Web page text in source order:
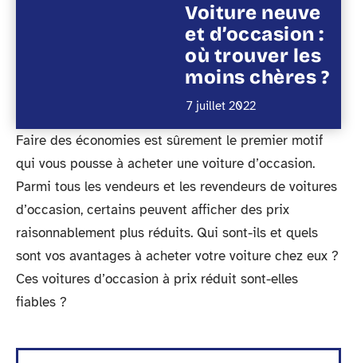
Voiture neuve
et d’occasion :
où trouver les
moins chères ?
7 juillet 2022
Faire des économies est sûrement le premier motif
qui vous pousse à acheter une voiture d’occasion.
Parmi tous les vendeurs et les revendeurs de voitures
d’occasion, certains peuvent afficher des prix
raisonnablement plus réduits. Qui sont-ils et quels
sont vos avantages à acheter votre voiture chez eux ?
Ces voitures d’occasion à prix réduit sont-elles
fiables ?